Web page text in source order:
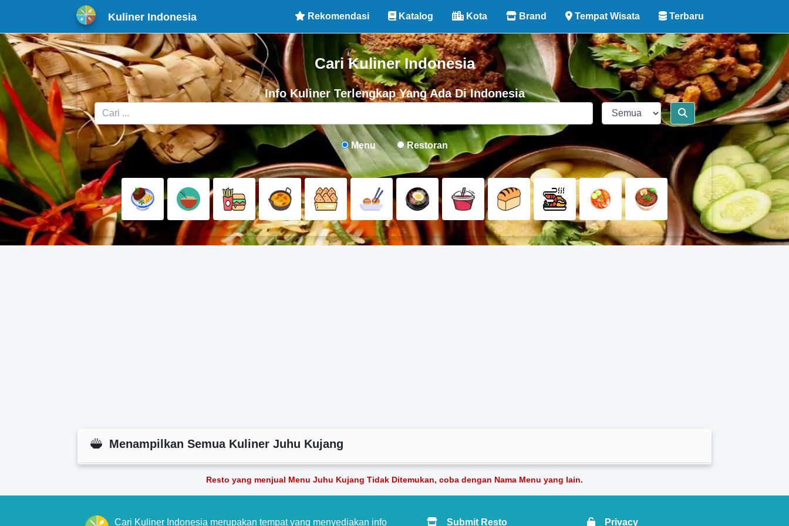
Kuliner Indonesia Rekomendasi Katalog Kota Brand Tempat Wisata Terbaru
Cari Kuliner Indonesia
Info Kuliner Terlengkap Yang Ada Di Indonesia
Menu Restoran
Menampilkan Semua Kuliner Juhu Kujang
Resto yang menjual Menu Juhu Kujang Tidak Ditemukan, coba dengan Nama Menu yang lain.
Cari Kuliner Indonesia merupakan tempat yang menyediakan info Submit Resto Privacy